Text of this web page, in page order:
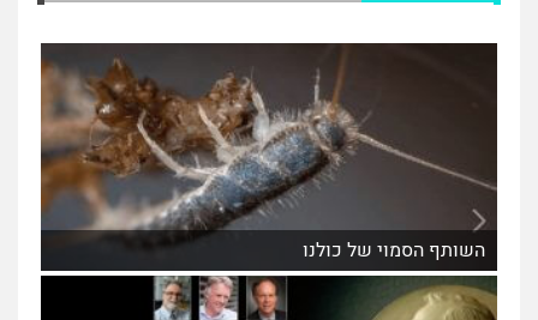
השותף הסמוי של כולנו